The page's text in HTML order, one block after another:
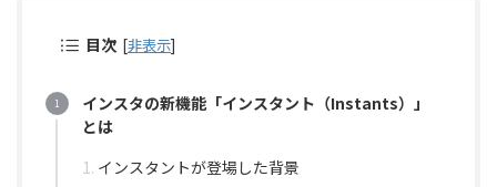
目次 [非表示]
インスタの新機能「インスタント（Instants）」
とは
インスタントが登場した背景